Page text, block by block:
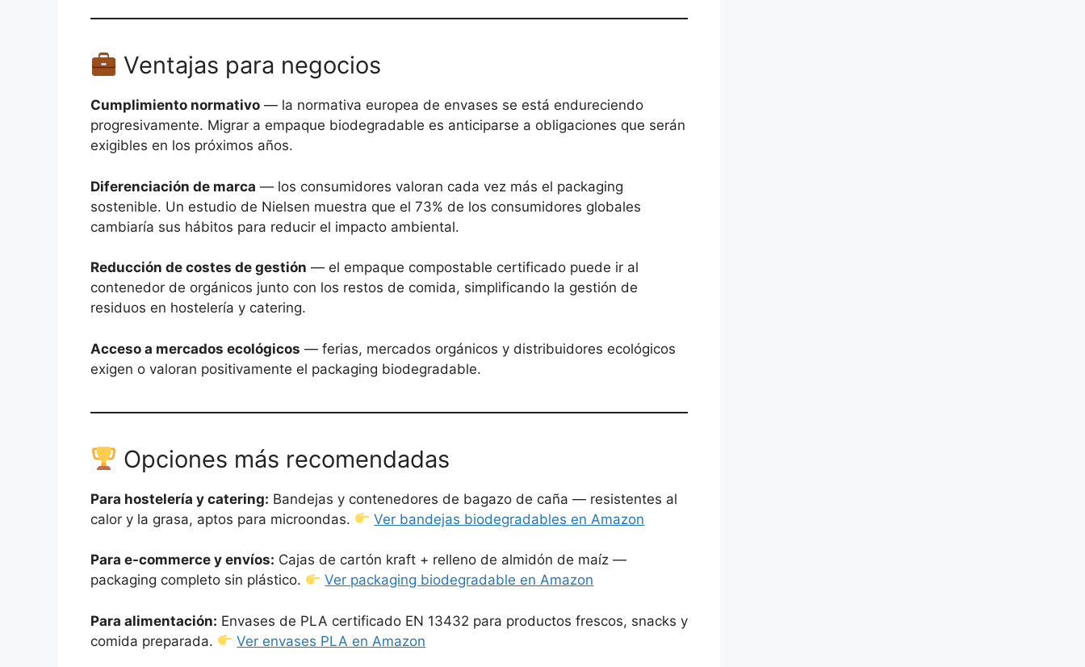
Ventajas para negocios
Cumplimiento normativo — la normativa europea de envases se está endureciendo
progresivamente. Migrar a empaque biodegradable es anticiparse a obligaciones que serán
exigibles en los próximos años.
Diferenciación de marca — los consumidores valoran cada vez más el packaging
sostenible. Un estudio de Nielsen muestra que el 73% de los consumidores globales
cambiaría sus hábitos para reducir el impacto ambiental.
Reducción de costes de gestión — el empaque compostable certificado puede ir al
contenedor de orgánicos junto con los restos de comida, simplificando la gestión de
residuos en hostelería y catering.
Acceso a mercados ecológicos — ferias, mercados orgánicos y distribuidores ecológicos
exigen o valoran positivamente el packaging biodegradable.
Opciones más recomendadas
Para hostelería y catering: Bandejas y contenedores de bagazo de caña — resistentes al
calor y la grasa, aptos para microondas.
Ver bandejas biodegradables en Amazon
Para e-commerce y envíos: Cajas de cartón kraft + relleno de almidón de maíz —
packaging completo sin plástico.
Ver packaging biodegradable en Amazon
Para alimentación: Envases de PLA certificado EN 13432 para productos frescos, snacks y
comida preparada.
Ver envases PLA en Amazon